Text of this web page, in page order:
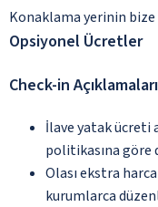
Konaklama yerinin
Opsiyonel Ücretler
Check-in Açıklamaları
İlave yatak ücreti
politikasına
Olası ekstra
kurumlarca